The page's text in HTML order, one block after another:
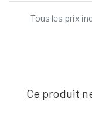
Tous les prix
Ce produit